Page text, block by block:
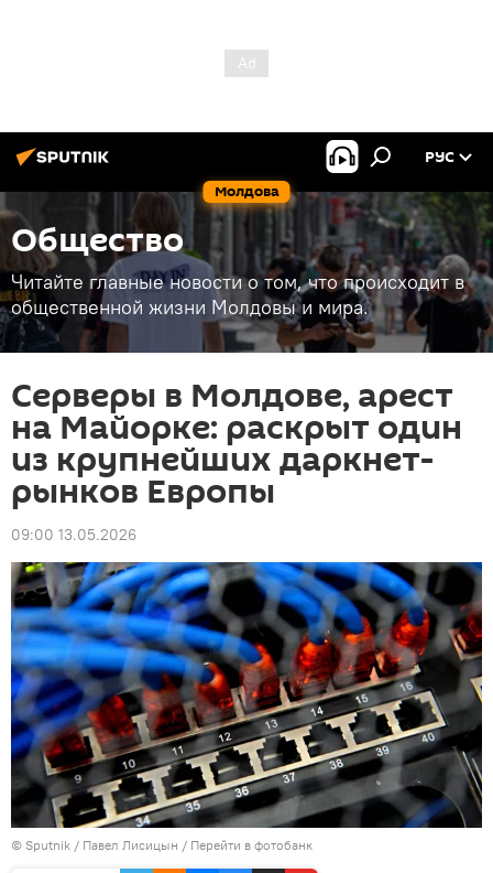
Молдова
РУС
Общество
Читайте главные новости о том, что происходит в
общественной жизни Молдовы и мира.
Серверы в Молдове, арест
на Майорке: раскрыт один
из крупнейших даркнет-
рынков Европы
09:00 13.05.2026
© Sputnik / Павел Лисицын / Перейти в фотобанк